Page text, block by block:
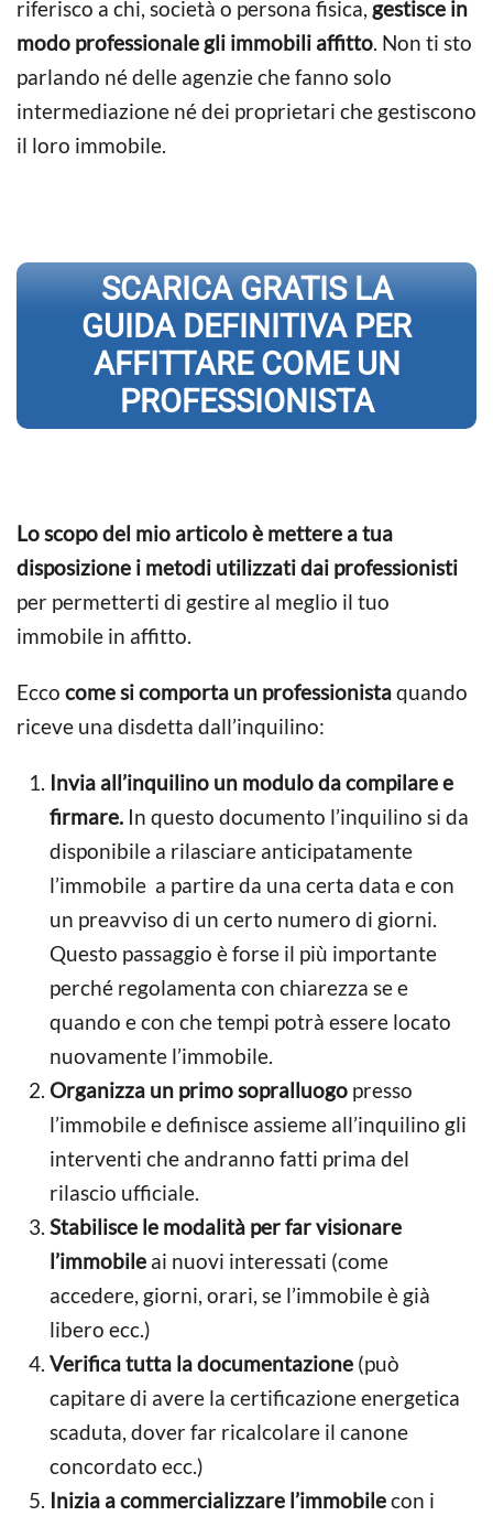
riferisco a chi, società o persona fisica, gestisce in
modo professionale gli immobili affitto. Non ti sto
parlando né delle agenzie che fanno solo
intermediazione né dei proprietari che gestiscono
il loro immobile.
SCARICA GRATIS LA
GUIDA DEFINITIVA PER
AFFITTARE COME UN
PROFESSIONISTA
Lo scopo del mio articolo è mettere a tua
disposizione i metodi utilizzati dai professionisti
per permetterti di gestire al meglio il tuo
immobile in affitto.
Ecco come si comporta un professionistaquando
riceve una disdetta dall’inquilino:
Invia all’inquilino un modulo da compilare e
firmare. In questo documento l’inquilino si da
disponibile a rilasciare anticipatamente
l’immobile a partire da una certa data e con
un preavviso di un certo numero di giorni.
Questo passaggio è forse il più importante
perché regolamenta con chiarezza se e
quando e con che tempi potrà essere locato
nuovamente l’immobile.
Organizza un primo sopralluogo presso
l’immobile e definisce assieme all’inquilino gli
interventi che andranno fatti prima del
rilascio ufficiale.
Stabilisce le modalità per far visionare
l’immobile ai nuovi interessati (come
accedere, giorni, orari, se l’immobile è già
libero ecc.)
Verifica tutta la documentazione (può
capitare di avere la certificazione energetica
scaduta, dover far ricalcolare il canone
concordato ecc.)
Inizia a commercializzare l’immobilecon i